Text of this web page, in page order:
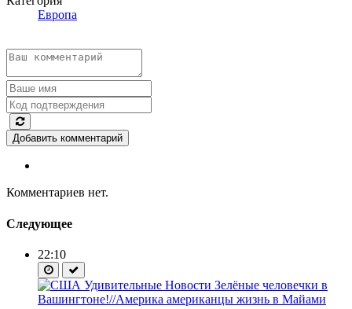
Европа
Добавить комментарий
Комментариев нет.
Следующее
22:10